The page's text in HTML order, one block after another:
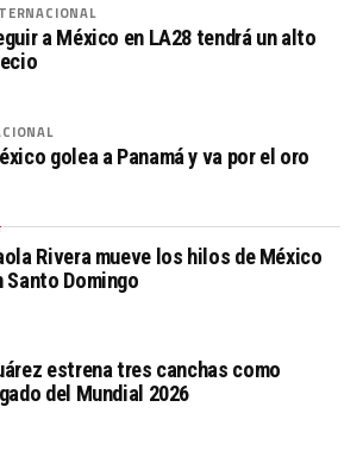
a México en LA28 tendrá un alto
golea a Panamá y va por el oro
Rivera mueve los hilos de México
Santo Domingo
estrena tres canchas como
del Mundial 2026